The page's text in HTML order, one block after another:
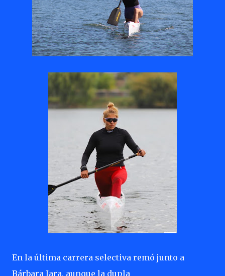
En la última carrera selectiva remó junto a
Bárbara Jara, aunque la dupla